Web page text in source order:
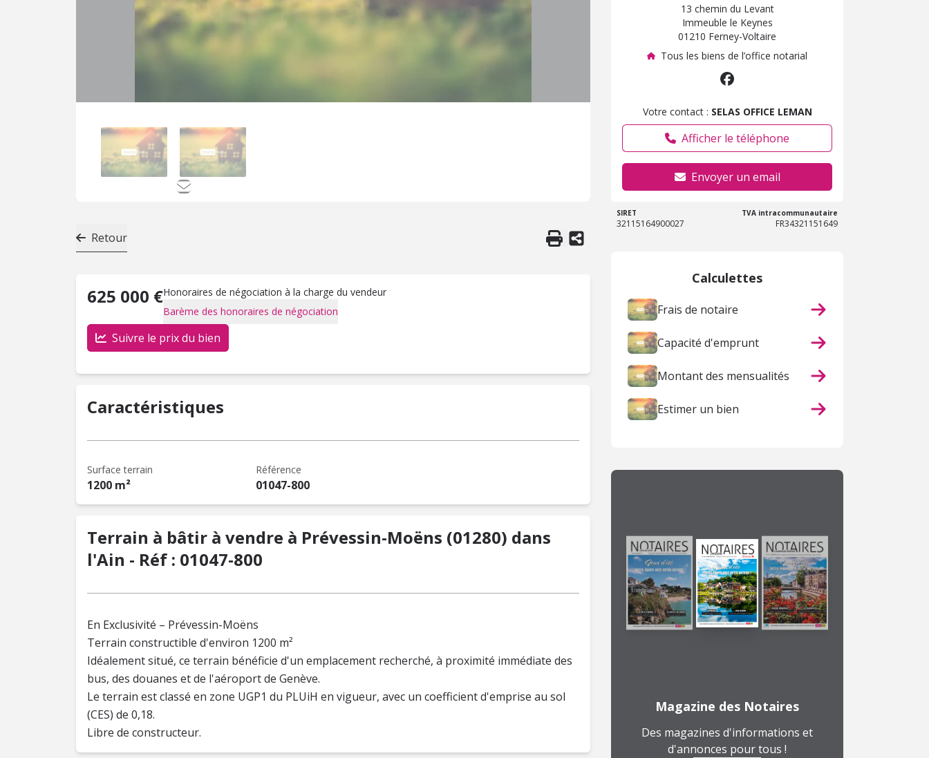
Retour
625 000 €Honoraires de négociation à la charge du vendeur
Barème des honoraires de négociation
Suivre le prix du bien
Caractéristiques
Surface terrain
1200 m²
Référence
01047-800
Terrain à bâtir à vendre à Prévessin-Moëns (01280) dans
l'Ain - Réf : 01047-800
En Exclusivité – Prévessin-Moëns
Terrain constructible d'environ 1200 m²
Idéalement situé, ce terrain bénéficie d'un emplacement recherché, à proximité immédiate des
bus, des douanes et de l'aéroport de Genève.
Le terrain est classé en zone UGP1 du PLUiH en vigueur, avec un coefficient d'emprise au sol
(CES) de 0,18.
Libre de constructeur.
13 chemin du Levant
Immeuble le Keynes
01210 Ferney-Voltaire
Tous les biens de l’office notarial
Votre contact : SELAS OFFICE LEMAN
Afficher le téléphone
Envoyer un email
SIRET
32115164900027
TVA intracommunautaire
FR34321151649
Calculettes
Frais de notaire
Capacité d'emprunt
Montant des mensualités
Estimer un bien
Magazine des Notaires
Des magazines d'informations et
d'annonces pour tous !